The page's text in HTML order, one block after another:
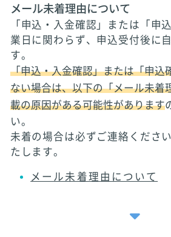
メール未着理由について
「申込・入金確認」または「申
業日に関わらず、申込受付後に
す。
「申込・入金確認」または「申込
ない場合は、以下の「メール未着
載の原因がある可能性があります
い。
未着の場合は必ずご連絡くださ
たします。
メール未着理由について